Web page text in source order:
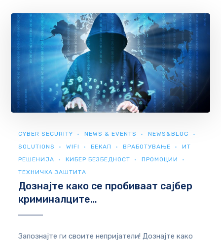
CYBER SECURITY NEWS & EVENTS
NEWS&BLOG
SOLUTIONS
WIFI БЕКАП ВРАБОТУВАЊЕ
ИТ
РЕШЕНИЈА
КИБЕР БЕЗБЕДНОСТ
ПРОМОЦИИ
ТЕХНИЧКА ЗАШТИТА
Дознајте како се пробиваат сајбер
криминалците…
Запознајте ги своите непријатели! Дознајте како